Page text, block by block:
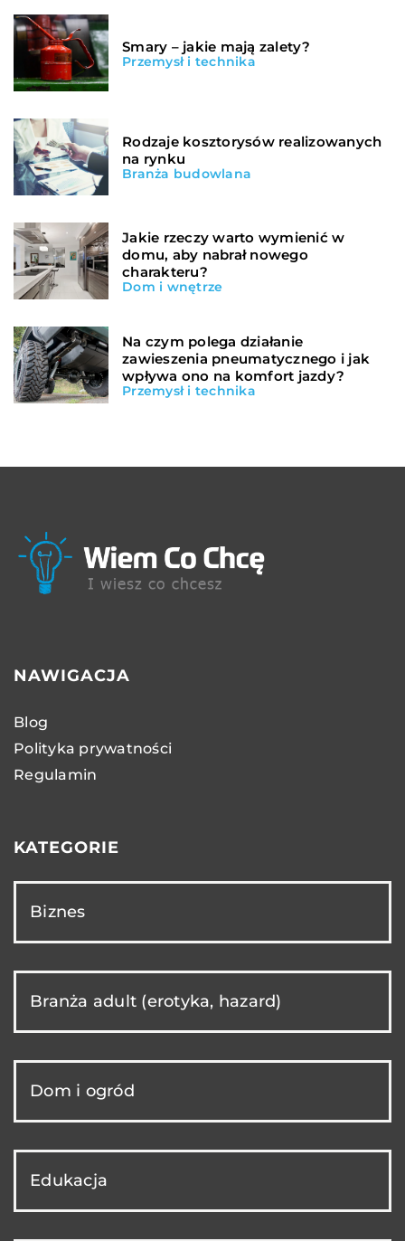
Smary – jakie mają zalety?
Przemysł i technika
Rodzaje kosztorysów realizowanych
na rynku
Branża budowlana
Jakie rzeczy warto wymienić w
domu, aby nabrał nowego
charakteru?
Dom i wnętrze
Na czym polega działanie
zawieszenia pneumatycznego i jak
wpływa ono na komfort jazdy?
Przemysł i technika
NAWIGACJA
Blog
Polityka prywatności
Regulamin
KATEGORIE
Biznes
Branża adult (erotyka, hazard)
Dom i ogród
Edukacja